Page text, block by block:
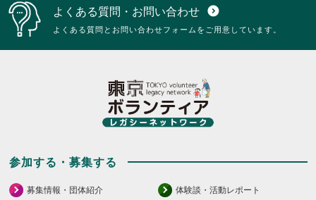
よくある質問・お問い合わせ expand_circle_down
よくある質問とお問い合わせフォームをご用意しています。
参加する・募集する
募集情報・団体紹介 体験談・活動レポート